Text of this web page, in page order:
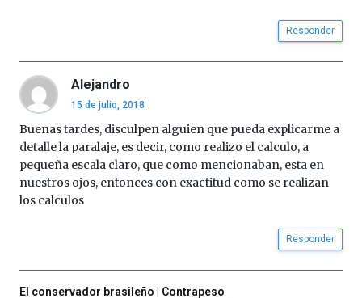
Responder
Alejandro
15 de julio, 2018
Buenas tardes, disculpen alguien que pueda explicarme a
detalle la paralaje, es decir, como realizo el calculo, a
pequeña escala claro, que como mencionaban, esta en
nuestros ojos, entonces con exactitud como se realizan
los calculos
Responder
El conservador brasileño | Contrapeso